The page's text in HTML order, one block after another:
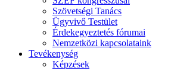
Szövetségi Tanács
Ügyvivő Testület
Érdekegyeztetés fórumai
Nemzetközi kapcsolataink
Tevékenység
Képzések